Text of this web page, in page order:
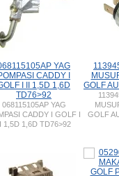
YAG
CADDY I
I II 1,5D 1,6D
TD76>92
068115105AP YAG
CADDY I GOLF I
1,5D 1,6D TD76>92
GOLF
GOLF